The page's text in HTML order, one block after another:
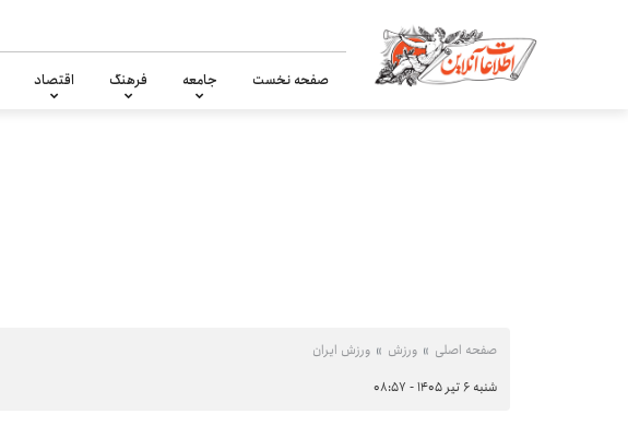
صفحه نخست جامعه فرهنگ اقتصاد
صفحه اصلی ورزش ورزش ایران
شنبه ۶ تیر ۱۴۰۵ - ۰۸:۵۷